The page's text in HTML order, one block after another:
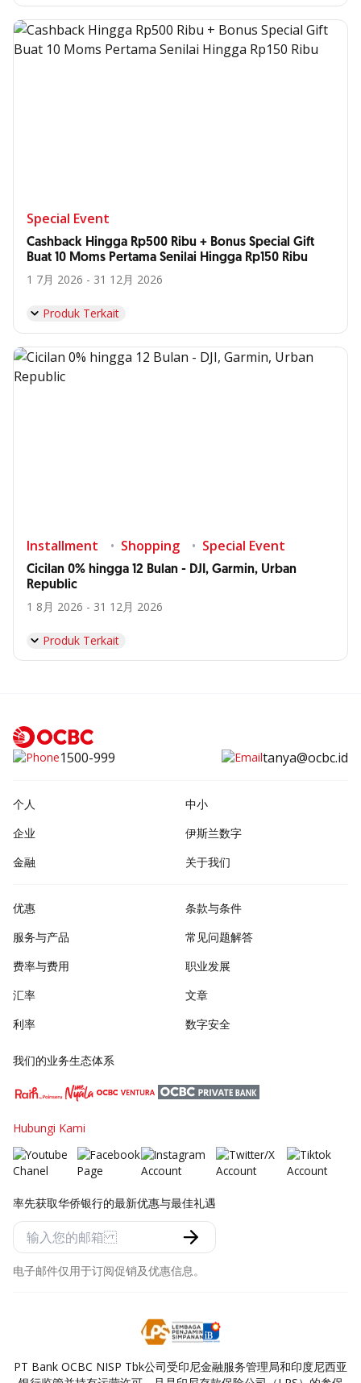
Special Event
Cashback Hingga Rp500 Ribu + Bonus Special Gift
Buat 10 Moms Pertama Senilai Hingga Rp150 Ribu
1 7月 2026 - 31 12月 2026
Produk Terkait
Installment Shopping Special Event
Cicilan 0% hingga 12 Bulan - DJI, Garmin, Urban
Republic
1 8月 2026 - 31 12月 2026
Produk Terkait
1500-999 tanya@ocbc.id
个人
中小
企业
伊斯兰数字
金融
关于我们
优惠
服务与产品
费率与费用
汇率
利率
条款与条件
常见问题解答
职业发展
文章
数字安全
我们的业务生态体系
Hubungi Kami
率先获取华侨银行的最新优惠与最佳礼遇
电子邮件仅用于订阅促销及优惠信息。
PT Bank OCBC NISP Tbk公司受印尼金融服务管理局和印度尼西亚